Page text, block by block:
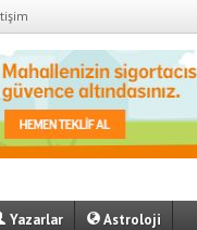
Yazarlar Astroloji